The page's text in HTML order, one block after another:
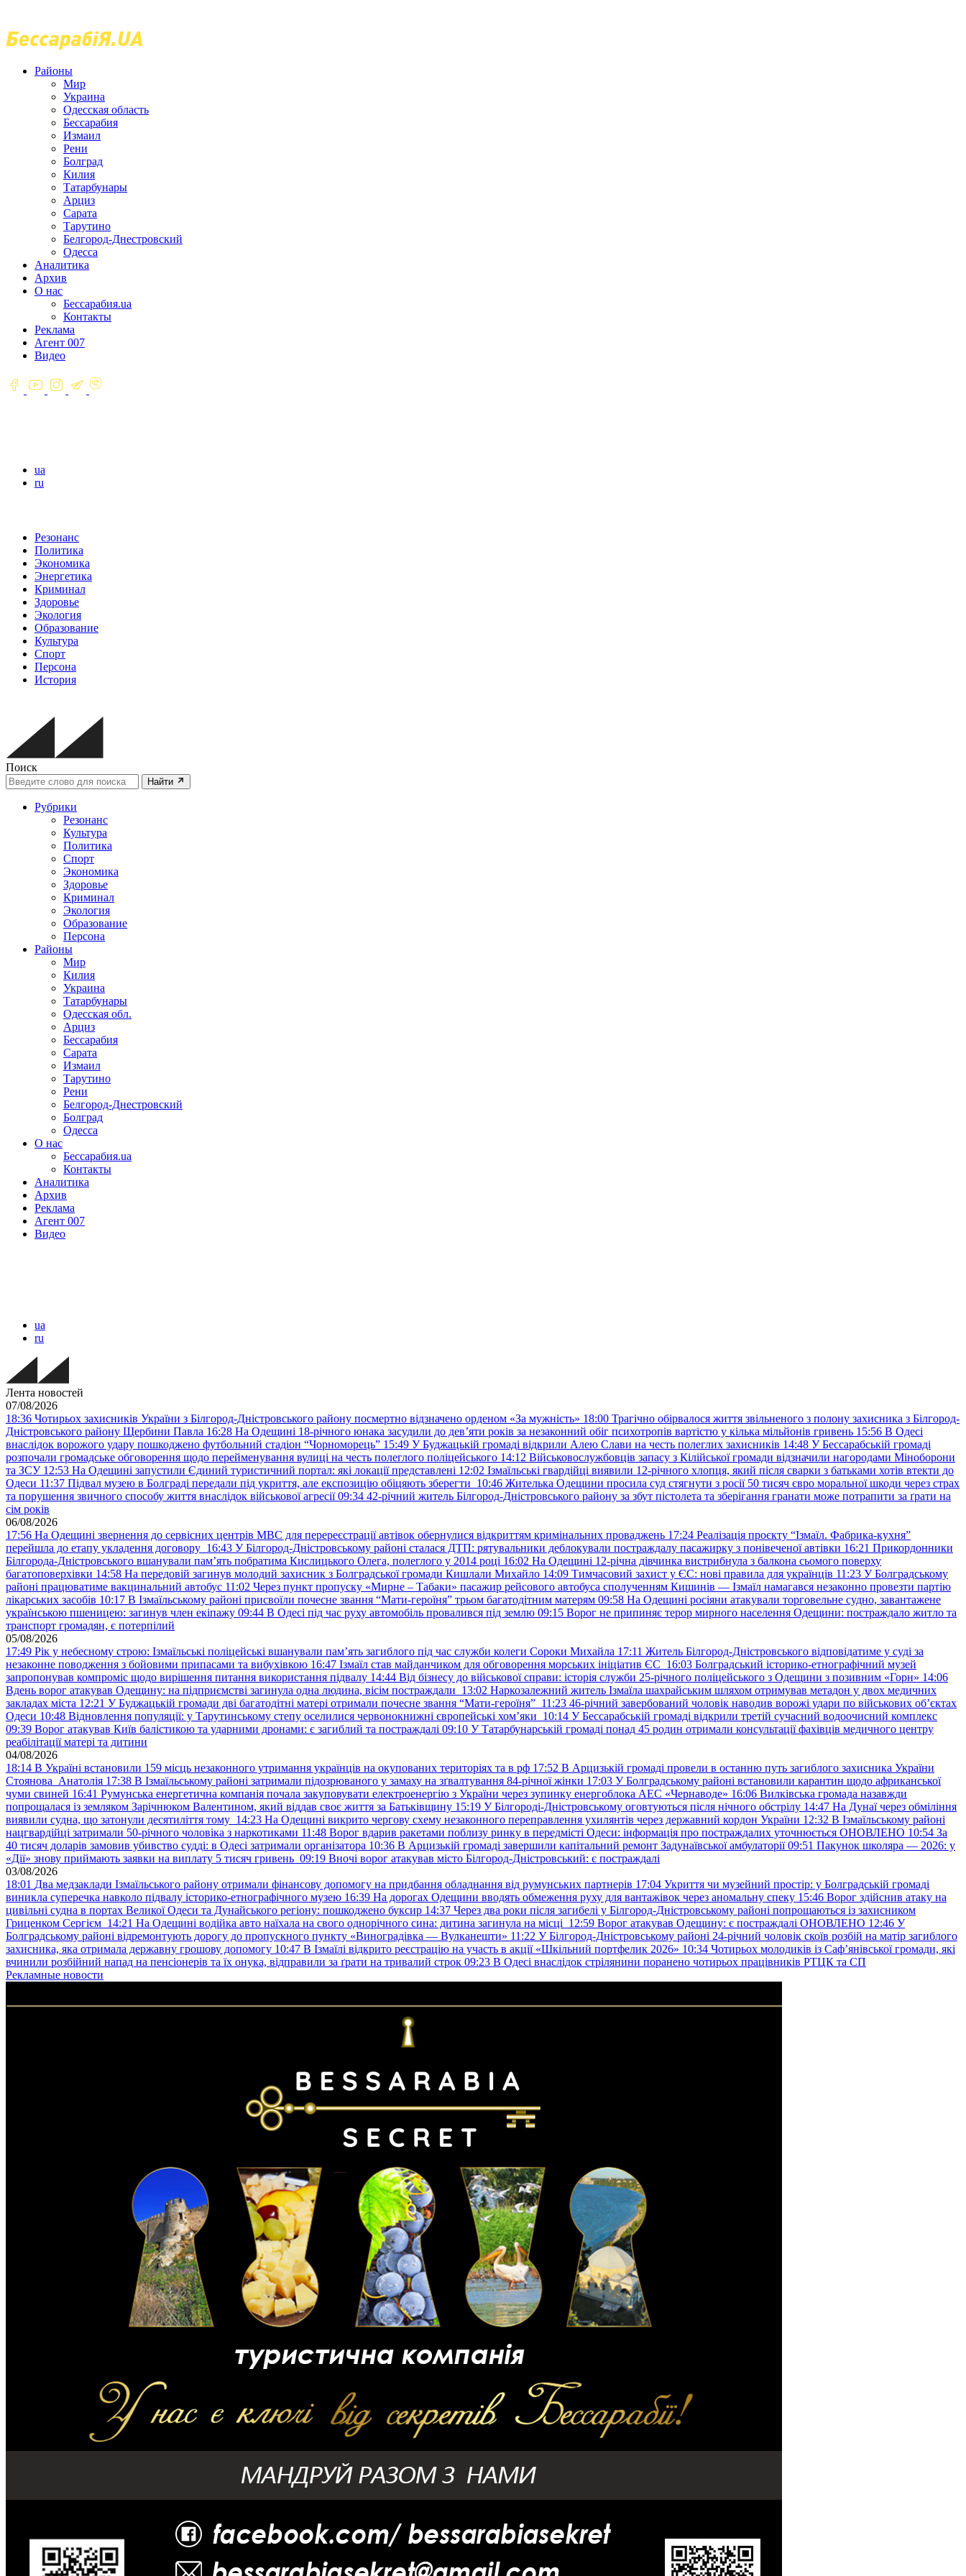
Районы
Мир
Украина
Одесская область
Бессарабия
Измаил
Рени
Болград
Килия
Татарбунары
Арциз
Сарата
Тарутино
Белгород-Днестровский
Одесса
Аналитика
Архив
О нас
Бессарабия.ua
Контакты
Реклама
Агент 007
Видео
ua
ru
Резонанс
Политика
Экономика
Энергетика
Криминал
Здоровье
Экология
Образование
Культура
Спорт
Персона
История
Поиск
Найти
Рубрики
Резонанс
Культура
Политика
Спорт
Экономика
Здоровье
Криминал
Экология
Образование
Персона
Районы
Мир
Килия
Украина
Татарбунары
Одесская обл.
Арциз
Бессарабия
Сарата
Измаил
Тарутино
Рени
Белгород-Днестровский
Болград
Одесса
О нас
Бессарабия.ua
Контакты
Аналитика
Архив
Реклама
Агент 007
Видео
ua
ru
Лента новостей
07/08/2026
18:36 Чотирьох захисників України з Білгород-Дністровського району посмертно відзначено орденом «За мужність» 18:00 Трагічно обірвалося життя звільненого з полону захисника з Білгород-
Дністровського району Щербини Павла 16:28 На Одещині 18-річного юнака засудили до дев’яти років за незаконний обіг психотропів вартістю у кілька мільйонів гривень 15:56 В Одесі
внаслідок ворожого удару пошкоджено футбольний стадіон “Чорноморець” 15:49 У Буджацькій громаді відкрили Алею Слави на честь полеглих захисників 14:48 У Бессарабській громаді
розпочали громадське обговорення щодо перейменування вулиці на честь полеглого поліцейського 14:12 Військовослужбовців запасу з Кілійської громади відзначили нагородами Міноборони
та ЗСУ 12:53 На Одещині запустили Єдиний туристичний портал: які локації представлені 12:02 Ізмаїльські гвардійці виявили 12-річного хлопця, який після сварки з батьками хотів втекти до
Одеси 11:37 Підвал музею в Болграді передали під укриття, але експозицію обіцяють зберегти 10:46 Жителька Одещини просила суд стягнути з росії 50 тисяч євро моральної шкоди через страх
та порушення звичного способу життя внаслідок військової агресії 09:34 42-річний житель Білгород-Дністровського району за збут пістолета та зберігання гранати може потрапити за ґрати на
сім років
06/08/2026
17:56 На Одещині звернення до сервісних центрів МВС для перереєстрації автівок обернулися відкриттям кримінальних проваджень 17:24 Реалізація проєкту “Ізмаїл. Фабрика-кухня”
перейшла до етапу укладення договору 16:43 У Білгород-Дністровському районі сталася ДТП: рятувальники деблокували постраждалу пасажирку з понівеченої автівки 16:21 Прикордонники
Білгорода-Дністровського вшанували пам’ять побратима Кислицького Олега, полеглого у 2014 році 16:02 На Одещині 12-річна дівчинка вистрибнула з балкона сьомого поверху
багатоповерхівки 14:58 На передовій загинув молодий захисник з Болградської громади Кишлали Михайло 14:09 Тимчасовий захист у ЄС: нові правила для українців 11:23 У Болградському
районі працюватиме вакцинальний автобус 11:02 Через пункт пропуску «Мирне – Табаки» пасажир рейсового автобуса сполученням Кишинів — Ізмаїл намагався незаконно провезти партію
лікарських засобів 10:17 В Ізмаїльському районі присвоїли почесне звання “Мати-героїня” трьом багатодітним матерям 09:58 На Одещині росіяни атакували торговельне судно, завантажене
українською пшеницею: загинув член екіпажу 09:44 В Одесі під час руху автомобіль провалився під землю 09:15 Ворог не припиняє терор мирного населення Одещини: постраждало житло та
транспорт громадян, є потерпілий
05/08/2026
17:49 Рік у небесному строю: Ізмаїльські поліцейські вшанували пам’ять загиблого під час служби колеги Сороки Михайла 17:11 Житель Білгород-Дністровського відповідатиме у суді за
незаконне поводження з бойовими припасами та вибухівкою 16:47 Ізмаїл став майданчиком для обговорення морських ініціатив ЄС 16:03 Болградський історико-етнографічний музей
запропонував компроміс щодо вирішення питання використання підвалу 14:44 Від бізнесу до військової справи: історія служби 25-річного поліцейського з Одещини з позивним «Горн» 14:06
Вдень ворог атакував Одещину: на підприємстві загинула одна людина, вісім постраждали 13:02 Наркозалежний житель Ізмаїла шахрайським шляхом отримував метадон у двох медичних
закладах міста 12:21 У Буджацькій громади дві багатодітні матері отримали почесне звання “Мати-героїня” 11:23 46-річний завербований чоловік наводив ворожі удари по військових обʼєктах
Одеси 10:48 Відновлення популяції: у Тарутинському степу оселилися червонокнижні європейські хом’яки 10:14 У Бессарабській громаді відкрили третій сучасний водоочисний комплекс
09:39 Ворог атакував Київ балістикою та ударними дронами: є загиблий та постраждалі 09:10 У Татарбунарській громаді понад 45 родин отримали консультації фахівців медичного центру
реабілітації матері та дитини
04/08/2026
18:14 В Україні встановили 159 місць незаконного утримання українців на окупованих територіях та в рф 17:52 В Арцизькій громаді провели в останню путь загиблого захисника України
Стоянова Анатолія 17:38 В Ізмаїльському районі затримали підозрюваного у замаху на зґвалтування 84-річної жінки 17:03 У Болградському районі встановили карантин щодо африканської
чуми свиней 16:41 Румунська енергетична компанія почала закуповувати електроенергію з України через зупинку енергоблока АЕС «Чернаводе» 16:06 Вилківська громада назавжди
попрощалася із земляком Зарічнюком Валентином, який віддав своє життя за Батьківщину 15:19 У Білгороді-Дністровському оговтуються після нічного обстрілу 14:47 На Дунаї через обміління
виявили судна, що затонули десятиліття тому 14:23 На Одещині викрито чергову схему незаконного переправлення ухилянтів через державний кордон України 12:32 В Ізмаїльському районі
нацгвардійці затримали 50-річного чоловіка з наркотиками 11:48 Ворог вдарив ракетами поблизу ринку в передмісті Одеси: інформація про постраждалих уточнюється ОНОВЛЕНО 10:54 За
40 тисяч доларів замовив убивство судді: в Одесі затримали організатора 10:36 В Арцизькій громаді завершили капітальний ремонт Задунаївської амбулаторії 09:51 Пакунок школяра — 2026: у
«Дії» знову приймають заявки на виплату 5 тисяч гривень 09:19 Вночі ворог атакував місто Білгород-Дністровський: є постраждалі
03/08/2026
18:01 Два медзаклади Ізмаїльського району отримали фінансову допомогу на придбання обладнання від румунських партнерів 17:04 Укриття чи музейний простір: у Болградській громаді
виникла суперечка навколо підвалу історико-етнографічного музею 16:39 На дорогах Одещини вводять обмеження руху для вантажівок через аномальну спеку 15:46 Ворог здійснив атаку на
цивільні судна в портах Великої Одеси та Дунайського регіону: пошкоджено буксир 14:37 Через два роки після загибелі у Білгород-Дністровському районі попрощаються із захисником
Гриценком Сергієм 14:21 На Одещині водійка авто наїхала на свого однорічного сина: дитина загинула на місці 12:59 Ворог атакував Одещину: є постраждалі ОНОВЛЕНО 12:46 У
Болградському районі відремонтують дорогу до пропускного пункту «Виноградівка — Вулканешти» 11:22 У Білгород-Дністровському районі 24-річний чоловік скоїв розбій на матір загиблого
захисника, яка отримала державну грошову допомогу 10:47 В Ізмаїлі відкрито реєстрацію на участь в акції «Шкільний портфелик 2026» 10:34 Чотирьох молодиків із Саф’янівської громади, які
вчинили розбійний напад на пенсіонерів та їх онука, відправили за ґрати на тривалий строк 09:23 В Одесі внаслідок стрілянини поранено чотирьох працівників РТЦК та СП
Рекламные новости